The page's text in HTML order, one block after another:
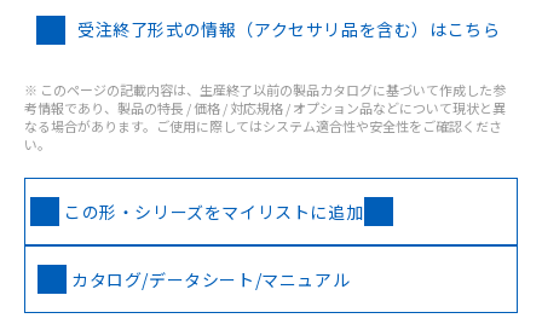
受注終了形式の情報（アクセサリ品を含む）はこちら
※ このページの記載内容は、生産終了以前の製品カタログに基づいて作成した参
考情報であり、製品の特長 / 価格 / 対応規格 / オプション品などについて現状と異
なる場合があります。ご使用に際してはシステム適合性や安全性をご確認くださ
い。
この形・シリーズをマイリストに追加
カタログ/データシート/マニュアル